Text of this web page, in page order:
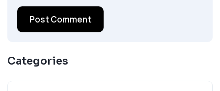
Post Comment
Categories